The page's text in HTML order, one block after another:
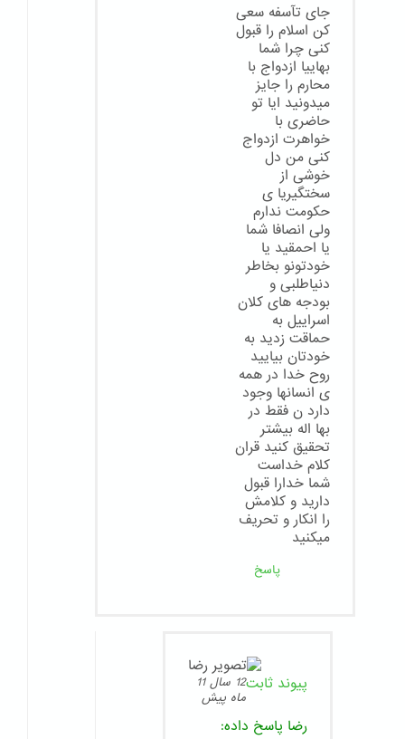
جای تآسفه سعی
کن اسلام را قبول
کنی چرا شما
بهاییا ازدواج با
محارم را جایز
میدونید ایا تو
حاضری با
خواهرت ازدواج
کنی من دل
خوشی از
سختگیریا ی
حکومت ندارم
ولی انصافا شما
یا احمقید یا
خودتونو بخاطر
دنیاطلبی و
بودجه های کلان
اسراییل به
حماقت زدید به
خودتان بیایید
روح خدا در همه
ی انسانها وجود
دارد ن فقط در
بها اله بیشتر
تحقیق کنید قران
کلام خداست
شما خدارا قبول
دارید و کلامش
را انکار و تحریف
میکنید
پاسخ
پیوند ثابت
12 سال 11
ماه پیش
رضا پاسخ داده: